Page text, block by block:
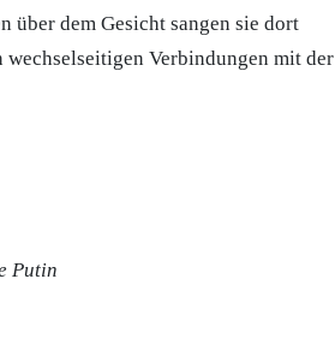
über dem Gesicht sangen sie dort
wechselseitigen Verbindungen mit der
Putin